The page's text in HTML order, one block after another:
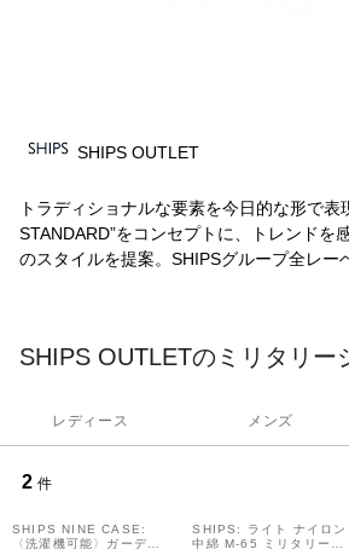
SHIPS OUTLET
トラディショナルな要素を今日的な形で表
STANDARD”をコンセプトに、トレンドを
のスタイルを提案。SHIPSグループ全レー
SHIPS OUTLETのミリタリー
レディース メンズ
2 件
SHIPS NINE CASE:
〈洗濯機可能〉ガーデン
SHIPS: ライト ナイロン
中綿 M-65 ミリタリー